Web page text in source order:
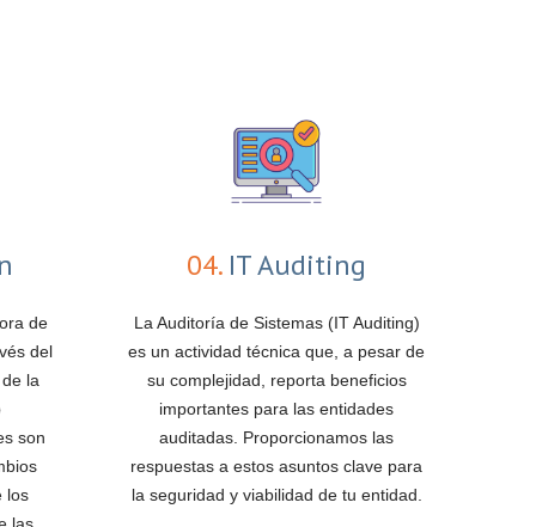
de
del
la
son
los
04.IT Auditing
La Auditoría de Sistemas (IT Auditing)
es un actividad técnica que, a pesar de
su complejidad, reporta beneficios
importantes para las entidades
auditadas. Proporcionamos las
respuestas a estos asuntos clave para
la seguridad y viabilidad de tu entidad.